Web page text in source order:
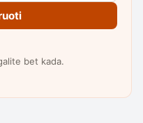
bet kada.